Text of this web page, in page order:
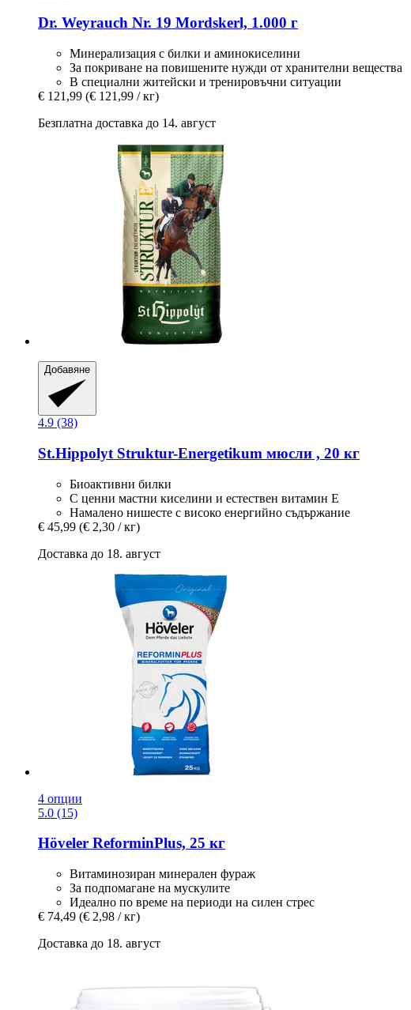
Dr. Weyrauch Nr. 19 Mordskerl, 1.000 г
Минерализация с билки и аминокиселини
За покриване на повишените нужди от хранителни вещества
В специални житейски и тренировъчни ситуации
€ 121,99 (€ 121,99 / кг)
Безплатна доставка до 14. август
Добавяне
4.9 (38)
St.Hippolyt Struktur-​Energetikum мюсли , 20 кг
Биоактивни билки
С ценни мастни киселини и естествен витамин Е
Намалено нишесте с високо енергийно съдържание
€ 45,99 (€ 2,30 / кг)
Доставка до 18. август
4 опции
5.0 (15)
Höveler ReforminPlus, 25 кг
Витаминозиран минерален фураж
За подпомагане на мускулите
Идеално по време на периоди на силен стрес
€ 74,49 (€ 2,98 / кг)
Доставка до 18. август